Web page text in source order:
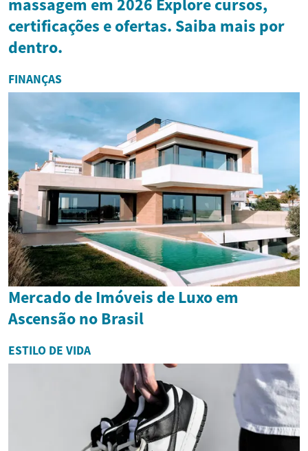
certificações e ofertas. Saiba mais por
dentro.
FINANÇAS
Mercado de Imóveis de Luxo em
Ascensão no Brasil
ESTILO DE VIDA